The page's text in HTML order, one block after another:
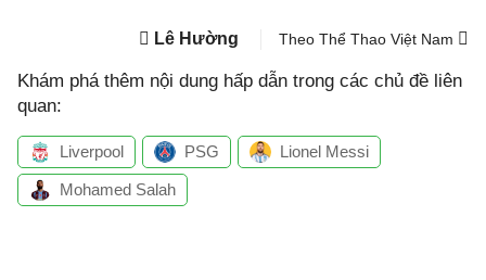
Lê Hường Theo Thể Thao Việt Nam
Khám phá thêm nội dung hấp dẫn trong các chủ đề liên
quan:
Liverpool PSG Lionel Messi
Mohamed Salah